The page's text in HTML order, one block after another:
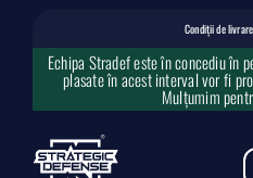
content
Condiții de livrare
Echipa Stradef este în concediu în
plasate în acest interval vor fi
Mulțumim